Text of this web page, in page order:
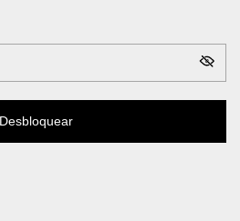
Desbloquear